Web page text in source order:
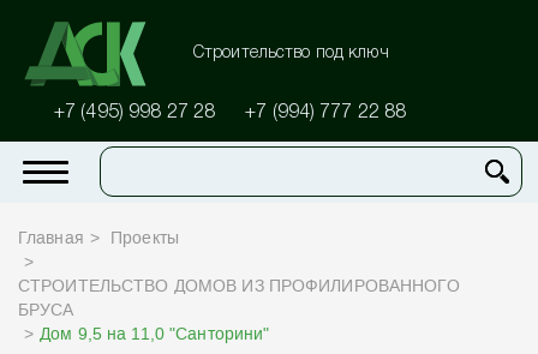
Строительство под ключ
+7 (495) 998 27 28 +7 (994) 777 22 88
Главная Проекты
СТРОИТЕЛЬСТВО ДОМОВ ИЗ ПРОФИЛИРОВАННОГО
БРУСА
Дом 9,5 на 11,0 "Санторини"